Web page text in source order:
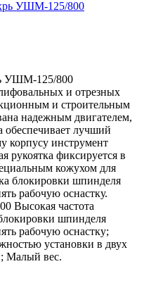
УШМ-125/800
и отрезных
и строительным
надежным двигателем,
обеспечивает лучший
корпусу инструмент
рукоятка фиксируется в
кожухом для
блокировки шпинделя
рабочую оснастку.
Высокая частота
шпинделя
рабочую оснастку;
установки в двух
Малый вес.